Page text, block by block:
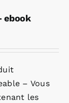
ebook
– Vous
les